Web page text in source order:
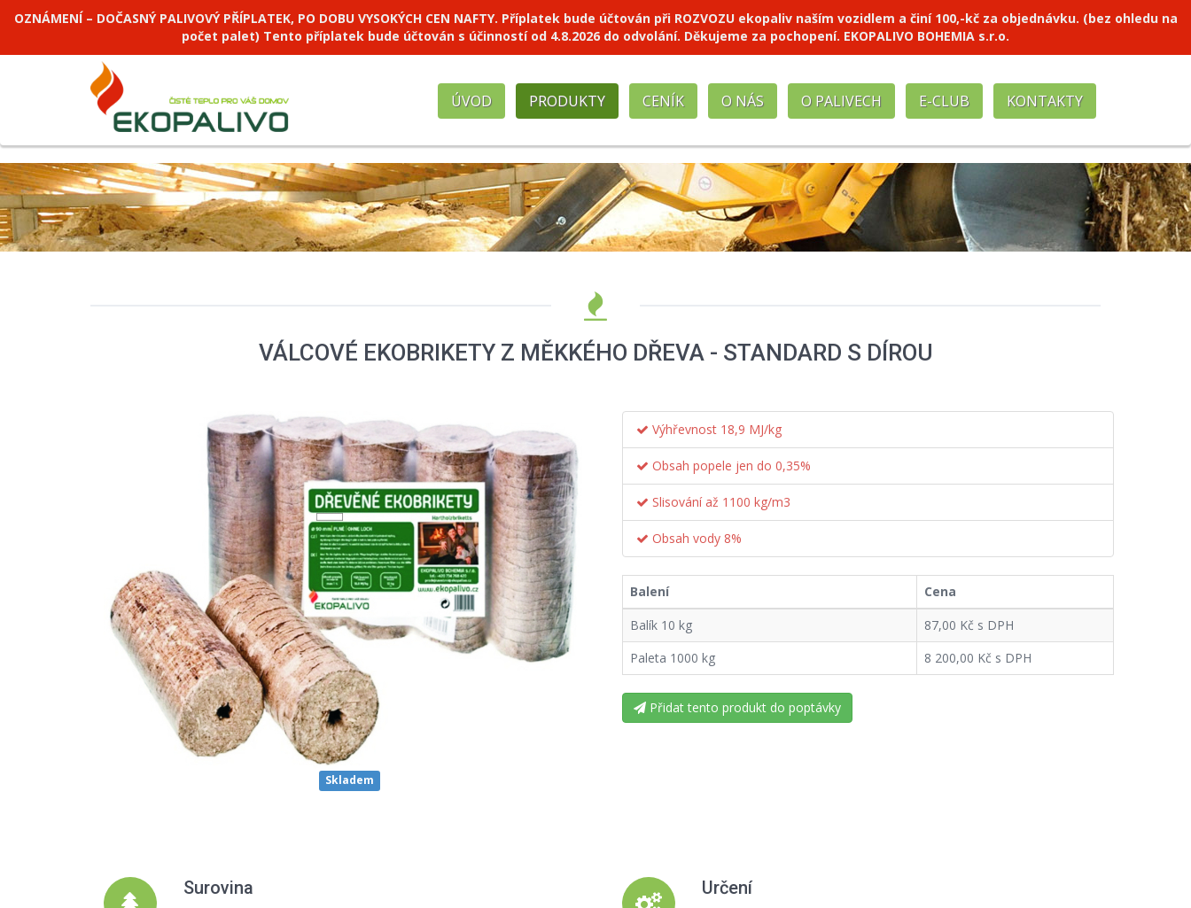
OZNÁMENÍ – DOČASNÝ PALIVOVÝ PŘÍPLATEK, PO DOBU VYSOKÝCH CEN NAFTY. Příplatek bude účtován při ROZVOZU ekopaliv naším vozidlem a činí 100,-kč za objednávku. (bez ohledu na
počet palet) Tento příplatek bude účtován s účinností od 4.8.2026 do odvolání. Děkujeme za pochopení. EKOPALIVO BOHEMIA s.r.o.
ÚVOD PRODUKTY CENÍK O NÁS O PALIVECH E-CLUB KONTAKTY
VÁLCOVÉ EKOBRIKETY Z MĚKKÉHO DŘEVA - STANDARD S DÍROU
Skladem
Výhřevnost 18,9 MJ/kg
Obsah popele jen do 0,35%
Slisování až 1100 kg/m3
Obsah vody 8%
Balení
Cena
Balík 10 kg
87,00 Kč s DPH
Paleta 1000 kg
8 200,00 Kč s DPH
Přidat tento produkt do poptávky
Surovina Určení